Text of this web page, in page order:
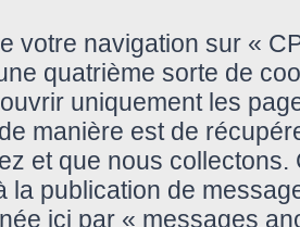
votre navigation sur «
quatrième sorte de
uniquement les
manière est de
et que nous collectons.
la publication de
ici par « messages